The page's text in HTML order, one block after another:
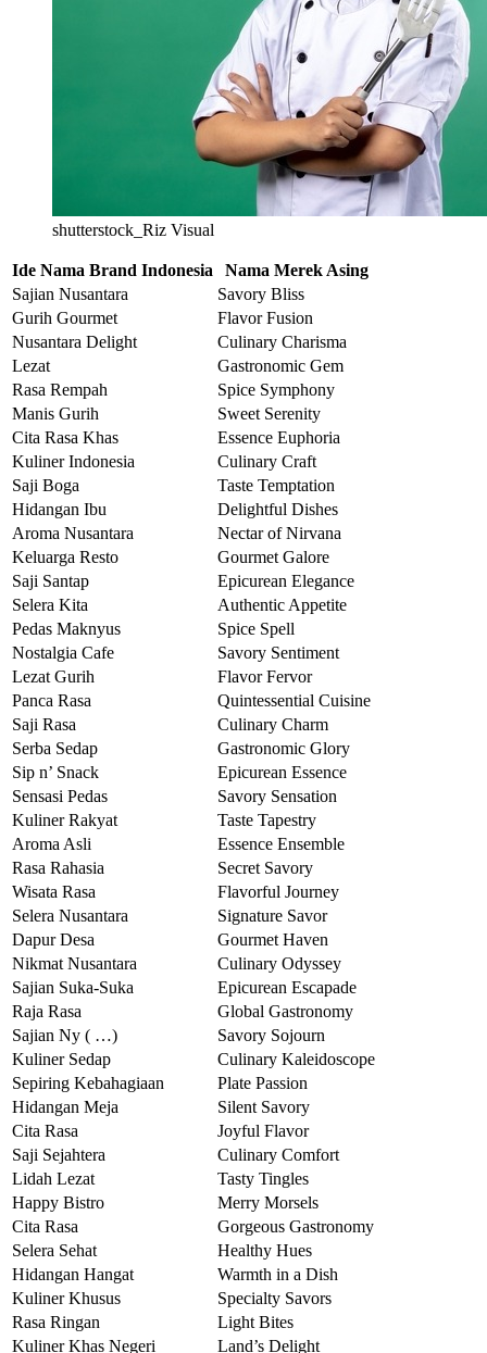
shutterstock_Riz Visual
Ide Nama Brand Indonesia
Nama Merek Asing
Sajian Nusantara
Savory Bliss
Gurih Gourmet
Flavor Fusion
Nusantara Delight
Culinary Charisma
Lezat
Gastronomic Gem
Rasa Rempah
Spice Symphony
Manis Gurih
Sweet Serenity
Cita Rasa Khas
Essence Euphoria
Kuliner Indonesia
Culinary Craft
Saji Boga
Taste Temptation
Hidangan Ibu
Delightful Dishes
Aroma Nusantara
Nectar of Nirvana
Keluarga Resto
Gourmet Galore
Saji Santap
Epicurean Elegance
Selera Kita
Authentic Appetite
Pedas Maknyus
Spice Spell
Nostalgia Cafe
Savory Sentiment
Lezat Gurih
Flavor Fervor
Panca Rasa
Quintessential Cuisine
Saji Rasa
Culinary Charm
Serba Sedap
Gastronomic Glory
Sip n’ Snack
Epicurean Essence
Sensasi Pedas
Savory Sensation
Kuliner Rakyat
Taste Tapestry
Aroma Asli
Essence Ensemble
Rasa Rahasia
Secret Savory
Wisata Rasa
Flavorful Journey
Selera Nusantara
Signature Savor
Dapur Desa
Gourmet Haven
Nikmat Nusantara
Culinary Odyssey
Sajian Suka-Suka
Epicurean Escapade
Raja Rasa
Global Gastronomy
Sajian Ny ( …)
Savory Sojourn
Kuliner Sedap
Culinary Kaleidoscope
Sepiring Kebahagiaan
Plate Passion
Hidangan Meja
Silent Savory
Cita Rasa
Joyful Flavor
Saji Sejahtera
Culinary Comfort
Lidah Lezat
Tasty Tingles
Happy Bistro
Merry Morsels
Cita Rasa
Gorgeous Gastronomy
Selera Sehat
Healthy Hues
Hidangan Hangat
Warmth in a Dish
Kuliner Khusus
Specialty Savors
Rasa Ringan
Light Bites
Kuliner Khas Negeri
Land’s Delight